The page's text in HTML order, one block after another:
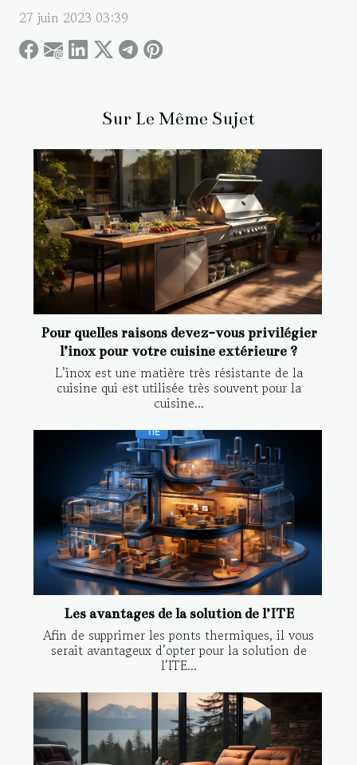
27 juin 2023 03:39
Sur Le Même Sujet
Pour quelles raisons devez-vous privilégier
l’inox pour votre cuisine extérieure ?
L’inox est une matière très résistante de la
cuisine qui est utilisée très souvent pour la
cuisine...
Les avantages de la solution de l’ITE
Afin de supprimer les ponts thermiques, il vous
serait avantageux d’opter pour la solution de
l’ITE...